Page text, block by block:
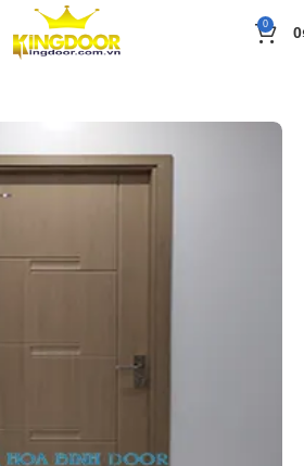
0 0
BÁO GIÁ»Giá cửa nhựa ABS Hàn Quốc